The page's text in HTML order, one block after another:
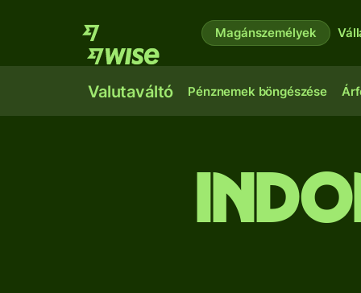
Magánszemélyek
Valutaváltó Pénznemek böngészése